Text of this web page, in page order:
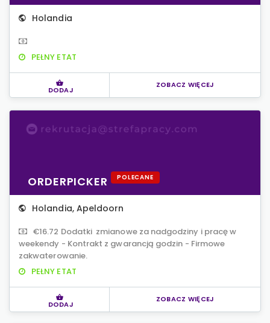
Holandia
PEŁNY ETAT
DODAJ
ZOBACZ WIĘCEJ
ORDERPICKER POLECANE
Holandia, Apeldoorn
€16.72 Dodatki zmianowe za nadgodziny i pracę w
weekendy - Kontrakt z gwarancją godzin - Firmowe
zakwaterowanie.
PEŁNY ETAT
DODAJ
ZOBACZ WIĘCEJ